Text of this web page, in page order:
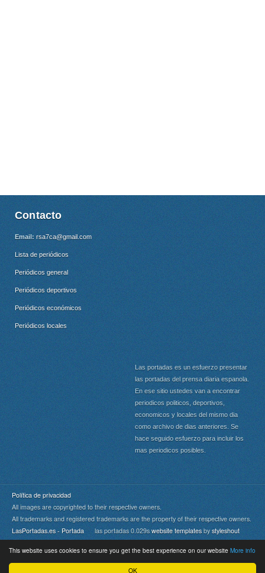
OK
This website uses cookies to ensure you get the best experience on our website More info
Contacto
Email: rsa7ca@gmail.com
Lista de periódicos
Periódicos general
Periódicos deportivos
Periódicos económicos
Periódicos locales
Las portadas es un esfuerzo presentar
las portadas del prensa diaria espanola.
En ese sitio ustedes van a encontrar
periodicos politicos, deportivos,
economicos y locales del mismo dia
como archivo de dias anteriores. Se
hace seguido esfuerzo para incluir los
mas periodicos posibles.
Política de privacidad
All images are copyrighted to their respective owners.
All trademarks and registered trademarks are the property of their respective owners.
LasPortadas.es - Portada las portadas 0.029s website templates by styleshout